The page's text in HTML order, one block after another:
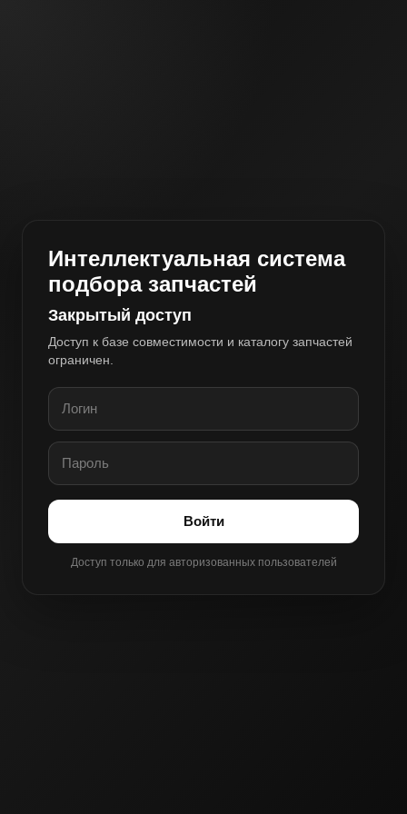
Интеллектуальная система
подбора запчастей
Закрытый доступ
Доступ к базе совместимости и каталогу запчастей
ограничен.
Войти
Доступ только для авторизованных пользователей